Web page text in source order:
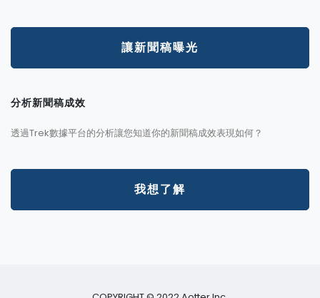
讓新聞稿曝光
分析新聞稿成效
透過Trek數據平台的分析讓您知道你的新聞稿成效表現如何？
我想了解